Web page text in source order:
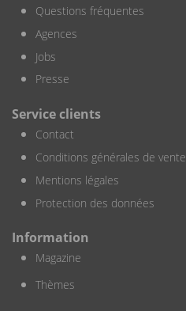
Questions fréquentes
Agences
Jobs
Presse
Service clients
Contact
Conditions générales de vente
Mentions légales
Protection des données
Information
Magazine
Thèmes